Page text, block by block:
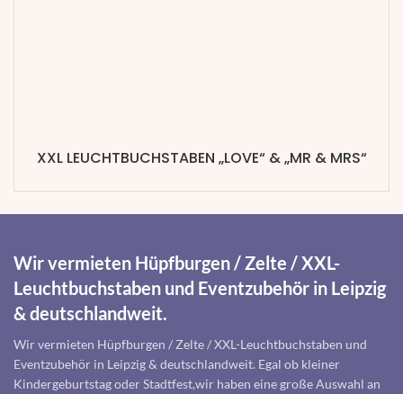
XXL LEUCHTBUCHSTABEN „LOVE“ & „MR & MRS“
Wir vermieten Hüpfburgen / Zelte / XXL-
Leuchtbuchstaben und Eventzubehör in Leipzig
& deutschlandweit.
Wir vermieten Hüpfburgen / Zelte / XXL-Leuchtbuchstaben und
Eventzubehör in Leipzig & deutschlandweit. Egal ob kleiner
Kindergeburtstag oder Stadtfest,wir haben eine große Auswahl an